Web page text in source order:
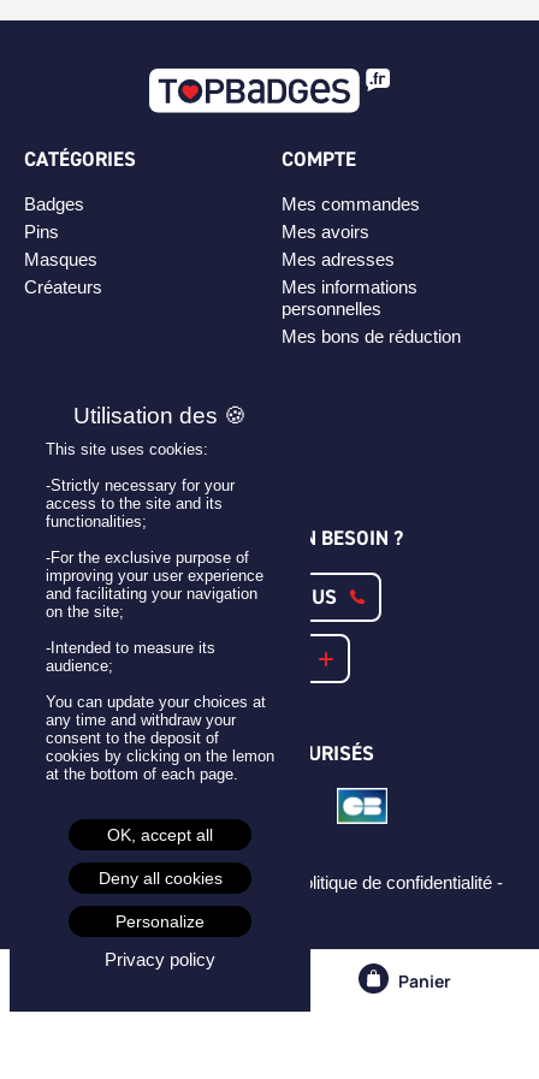
Panier
CATÉGORIES
Badges
Pins
Masques
Créateurs
COMPTE
Mes commandes
Mes avoirs
Mes adresses
Mes informations
personnelles
Mes bons de réduction
PLAN DE SITE
Personnaliser son badge
UNE QUESTION ? UN BESOIN ?
CONTACTEZ-NOUS
NOTRE FAQ
PAIEMENTS SÉCURISÉS
Mentions légales -CGU - CGV -
Politique de confidentialité -
Cookies -
This site uses cookies:
-Strictly necessary for your
access to the site and its
functionalities;
-For the exclusive purpose of
improving your user experience
and facilitating your navigation
on the site;
-Intended to measure its
audience;
You can update your choices at
any time and withdraw your
consent to the deposit of
cookies by clicking on the lemon
at the bottom of each page.
OK, accept all
Deny all cookies
Personalize
Privacy policy